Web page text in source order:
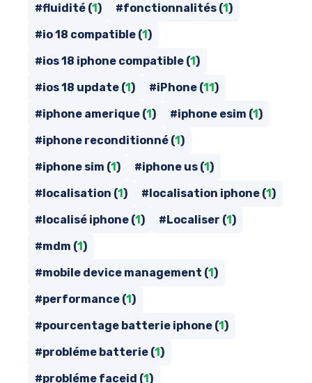
#fluidité (1) #fonctionnalités (1)
#io 18 compatible (1)
#ios 18 iphone compatible (1)
#ios 18 update (1) #iPhone (11)
#iphone amerique (1) #iphone esim (1)
#iphone reconditionné (1)
#iphone sim (1) #iphone us (1)
#localisation (1) #localisation iphone (1)
#localisé iphone (1) #Localiser (1)
#mdm (1)
#mobile device management (1)
#performance (1)
#pourcentage batterie iphone (1)
#probléme batterie (1)
#probléme faceid (1)